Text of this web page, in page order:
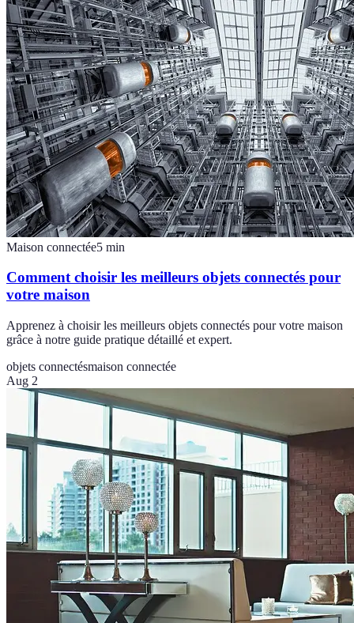
Maison connectée5 min
Comment choisir les meilleurs objets connectés pour
votre maison
Apprenez à choisir les meilleurs objets connectés pour votre maison
grâce à notre guide pratique détaillé et expert.
objets connectésmaison connectée
Aug 2